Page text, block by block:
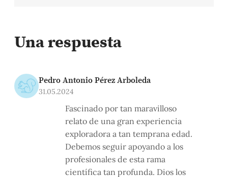
Una respuesta
Pedro Antonio Pérez Arboleda
31.05.2024
Fascinado por tan maravilloso
relato de una gran experiencia
exploradora a tan temprana edad.
Debemos seguir apoyando a los
profesionales de esta rama
científica tan profunda. Dios los